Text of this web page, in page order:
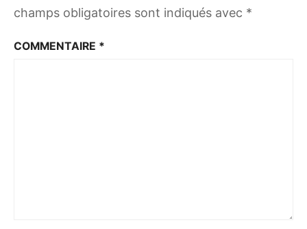
champs obligatoires sont indiqués avec *
COMMENTAIRE *